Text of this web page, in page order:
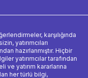
karşılığında
yatırımcıları
hazırlanmıştır. Hiçbir
yatırımcılar tarafından
ve yatırım kararlarına
her türlü bilgi,